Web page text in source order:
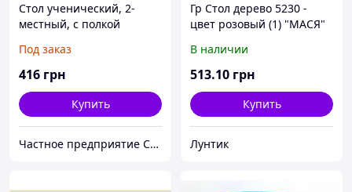
Стол ученический, 2-
местный, с полкой
Под заказ
416 грн
Купить
Частное предприятие София Мед
Гр Стол дерево 5230 -
цвет розовый (1) "МАСЯ"
В наличии
513.10 грн
Купить
Лунтик